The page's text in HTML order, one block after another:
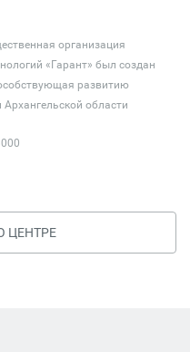
организация
«Гарант» был создан
развитию
области
ЦЕНТРЕ